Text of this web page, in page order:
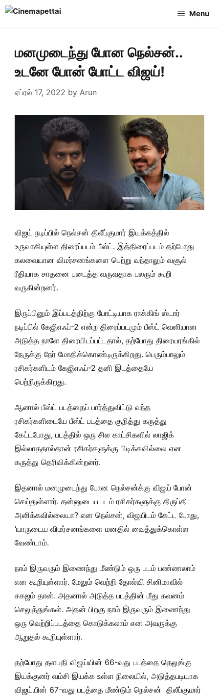
Skip
Menu
மனமுடைந்து போன நெல்சன்..
உடனே போன் போட்ட விஜய்!
ஏப்ரல் 17, 2022 by Arun
விஜய் நடிப்பில் நெல்சன் திலீப்குமார் இயக்கத்தில்
உருவாகியுள்ள திரைப்படம் பீஸ்ட். இத்திரைப்படம் தற்போது
கலவையான விமர்சனங்களை பெற்று வந்தாலும் வசூல்
ரீதியாக சாதனை படைத்த வருவதாக பலரும் கூறி
வருகின்றனர்.
இருப்பினும் இப்படத்திற்கு போட்டியாக ராக்கிங் ஸ்டார்
நடிப்பில் கேஜிஎஃப்-2 என்ற திரைப்படமும் பீஸ்ட் வெளியான
அடுத்த நாளே திரையிடப்பட்டதால், தற்போது திரையரங்கில்
நேருக்கு நேர் மோதிக்கொண்டிருக்கிறது. பெரும்பாலும்
ரசிகர்களிடம் கேஜிஎஃப்-2 தனி இடத்தையே
பெற்றிருக்கிறது.
ஆனால் பீஸ்ட் படத்தைப் பார்த்துவிட்டு வந்த
ரசிகர்களிடையே பீஸ்ட் படத்தை குறித்து கருத்து
கேட்டபோது, படத்தில் ஒரு சில காட்சிகளில் லாஜிக்
இல்லாததால்தான் ரசிகர்களுக்கு பிடிக்கவில்லை என
கருத்து தெரிவிக்கின்றனர்.
இதனால் மனமுடைந்து போன நெல்சன்க்கு விஜய் போன்
செய்துள்ளார். தன்னுடைய படம் ரசிகர்களுக்கு திருப்தி
அளிக்கவில்லையா? என நெல்சன், விஜயிடம் கேட்ட போது,
‘யாருடைய விமர்சனங்களை மனதில் வைத்துக்கொள்ள
வேண்டாம்.
நாம் இருவரும் இணைந்து மீண்டும் ஒரு படம் பண்ணலாம்
என கூறியுள்ளார். மேலும் வெற்றி தோல்வி சினிமாவில்
சகஜம் தான். அதனால் அடுத்த படத்தின் மீது கவனம்
செலுத்துங்கள். அதன் பிறகு நாம் இருவரும் இணைந்து
ஒரு வெற்றிப்படத்தை கொடுக்கலாம் என அவருக்கு
ஆறுதல் கூறியுள்ளார்.
தற்போது தளபதி விஜய்யின் 66-வது படத்தை தெலுங்கு
இயக்குனர் வம்சி இயக்க உள்ள நிலையில், அடுத்தபடியாக
விஜய்யின் 67-வது படத்தை மீண்டும் நெல்சன் திலீப்குமார்